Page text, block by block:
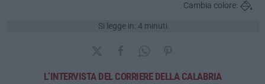
Si legge in: 4 minuti
Cambia colore:
L’INTERVISTA DEL CORRIERE DELLA CALABRIA